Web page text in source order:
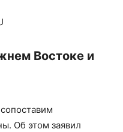
Востоке и
Об этом заявил